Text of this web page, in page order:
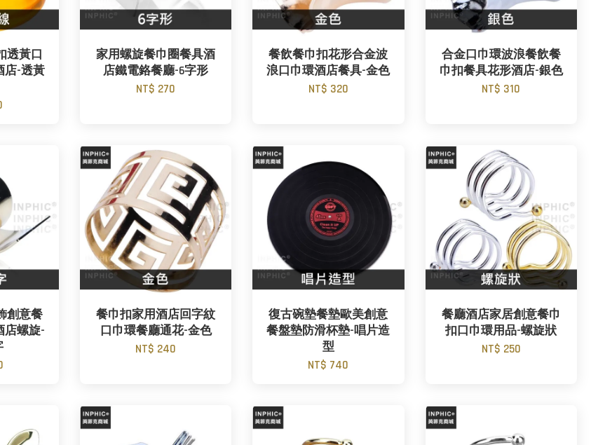
透黃口
店-透黃
家用螺旋餐巾圈餐具酒
店鐵電鉻餐廳-6字形
NT$ 270
餐飲餐巾扣花形合金波
浪口巾環酒店餐具-金色
NT$ 320
合金口巾環波浪餐飲餐
巾扣餐具花形酒店-銀色
NT$ 310
創意餐
店螺旋-
餐巾扣家用酒店回字紋
口巾環餐廳通花-金色
NT$ 240
復古碗墊餐墊歐美創意
餐盤墊防滑杯墊-唱片造
型
NT$ 740
餐廳酒店家居創意餐巾
扣口巾環用品-螺旋狀
NT$ 250